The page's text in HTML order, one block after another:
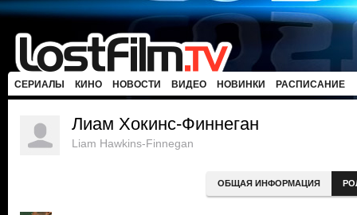
СЕРИАЛЫ КИНО НОВОСТИ ВИДЕО НОВИНКИ РАСПИСАНИЕ
Лиам Хокинс-Финнеган
Liam Hawkins-Finnegan
ОБЩАЯ ИНФОРМАЦИЯ